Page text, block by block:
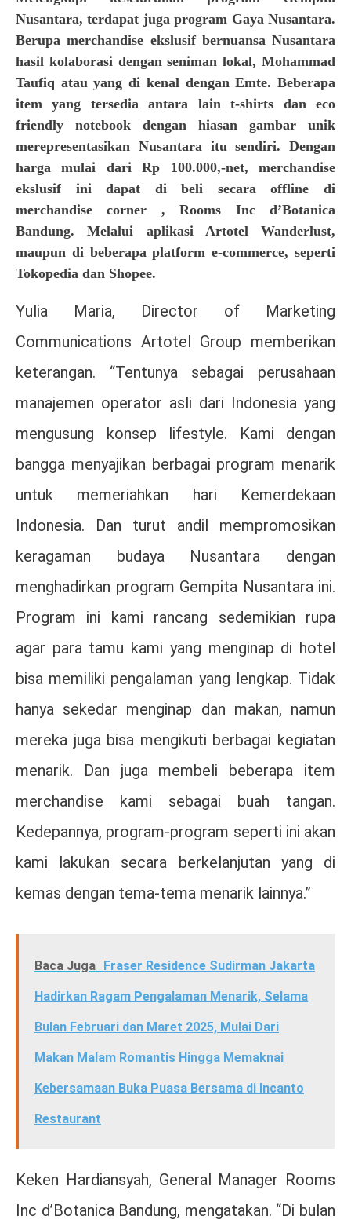
Nusantara, terdapat juga program Gaya Nusantara.
Berupa merchandise ekslusif bernuansa Nusantara
hasil kolaborasi dengan seniman lokal, Mohammad
Taufiq atau yang di kenal dengan Emte. Beberapa
item yang tersedia antara lain t-shirts dan eco
friendly notebook dengan hiasan gambar unik
merepresentasikan Nusantara itu sendiri. Dengan
harga mulai dari Rp 100.000,-net, merchandise
ekslusif ini dapat di beli secara offline di
merchandise corner , Rooms Inc d’Botanica
Bandung. Melalui aplikasi Artotel Wanderlust,
maupun di beberapa platform e-commerce, seperti
Tokopedia dan Shopee.
Yulia Maria, Director of Marketing
Communications Artotel Group memberikan
keterangan. “Tentunya sebagai perusahaan
manajemen operator asli dari Indonesia yang
mengusung konsep lifestyle. Kami dengan
bangga menyajikan berbagai program menarik
untuk memeriahkan hari Kemerdekaan
Indonesia. Dan turut andil mempromosikan
keragaman budaya Nusantara dengan
menghadirkan program Gempita Nusantara ini.
Program ini kami rancang sedemikian rupa
agar para tamu kami yang menginap di hotel
bisa memiliki pengalaman yang lengkap. Tidak
hanya sekedar menginap dan makan, namun
mereka juga bisa mengikuti berbagai kegiatan
menarik. Dan juga membeli beberapa item
merchandise kami sebagai buah tangan.
Kedepannya, program-program seperti ini akan
kami lakukan secara berkelanjutan yang di
kemas dengan tema-tema menarik lainnya.”
Baca Juga Fraser Residence Sudirman Jakarta
Hadirkan Ragam Pengalaman Menarik, Selama
Bulan Februari dan Maret 2025, Mulai Dari
Makan Malam Romantis Hingga Memaknai
Kebersamaan Buka Puasa Bersama di Incanto
Restaurant
Keken Hardiansyah, General Manager Rooms
Inc d’Botanica Bandung, mengatakan. “Di bulan